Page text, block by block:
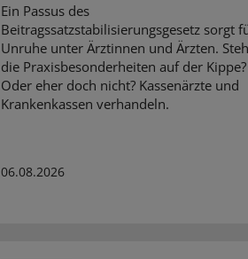
Ein Passus des
Beitragssatzstabilisierungsgesetz sorgt
Unruhe unter Ärztinnen und Ärzten.
die Praxisbesonderheiten auf der Kippe?
Oder eher doch nicht? Kassenärzte und
Krankenkassen verhandeln.
06.08.2026